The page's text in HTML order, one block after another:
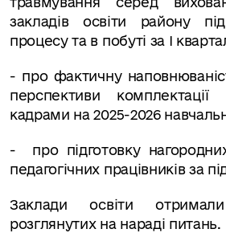
закладів освіти району
процесу та в побуті за І
- про фактичну
перспективи
кадрами на 2025-2026
- про підготовку
педагогічних працівників за
Заклади освіти
розглянутих на нараді питань.